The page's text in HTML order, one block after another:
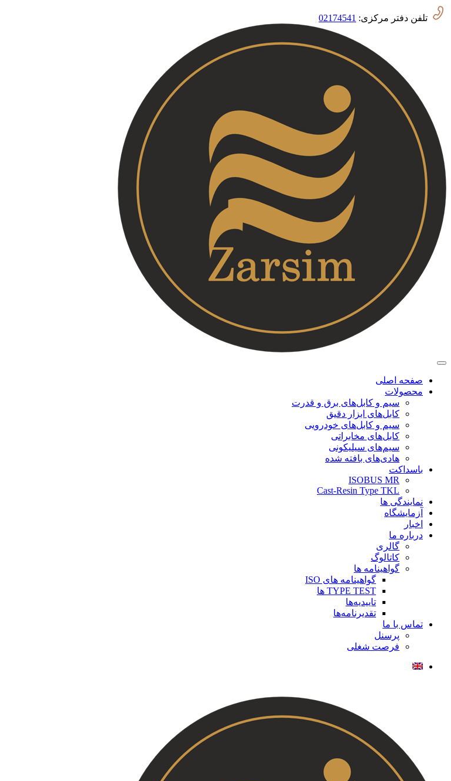
تلفن دفتر مرکزی: 02174541
صفحه اصلی
محصولات
سیم و کابل‌های برق و قدرت
کابل‌های ابزار دقیق
سیم و کابل‌های خودرویی
کابل‌‌های مخابراتی
سیم‌های سیلیکونی
هادی‌های بافته شده
باسداکت
ISOBUS MR
Cast-Resin Type TKL
نمایندگی ها
آزمایشگاه
اخبار
درباره ما
گالری
کاتالوگ
گواهینامه ها
گواهینامه های ISO
TYPE TEST ها
تاییدیه‌ها
تقدیرنامه‌ها
تماس با ما
پرسنل
فرصت شغلی